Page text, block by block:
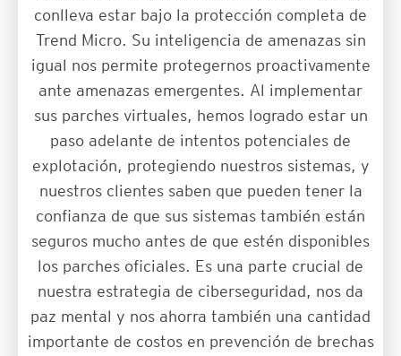
conlleva estar bajo la protección completa de
Trend Micro. Su inteligencia de amenazas sin
igual nos permite protegernos proactivamente
ante amenazas emergentes. Al implementar
sus parches virtuales, hemos logrado estar un
paso adelante de intentos potenciales de
explotación, protegiendo nuestros sistemas, y
nuestros clientes saben que pueden tener la
confianza de que sus sistemas también están
seguros mucho antes de que estén disponibles
los parches oficiales. Es una parte crucial de
nuestra estrategia de ciberseguridad, nos da
paz mental y nos ahorra también una cantidad
importante de costos en prevención de brechas